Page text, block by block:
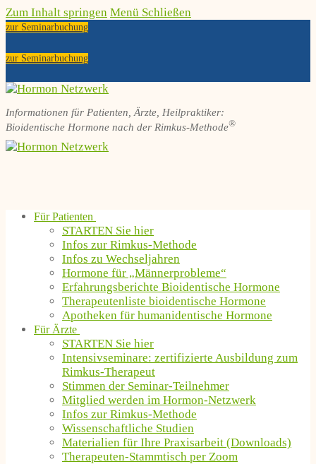
Zum Inhalt springen Menü Schließen
zur Seminarbuchung
zur Seminarbuchung
Informationen für Patienten, Ärzte, Heilpraktiker:
Bioidentische Hormone nach der Rimkus-Methode®
Für Patienten
STARTEN Sie hier
Infos zur Rimkus-Methode
Infos zu Wechseljahren
Hormone für „Männerprobleme“
Erfahrungsberichte Bioidentische Hormone
Therapeutenliste bioidentische Hormone
Apotheken für humanidentische Hormone
Für Ärzte
STARTEN Sie hier
Intensivseminare: zertifizierte Ausbildung zum
Rimkus-Therapeut
Stimmen der Seminar-Teilnehmer
Mitglied werden im Hormon-Netzwerk
Infos zur Rimkus-Methode
Wissenschaftliche Studien
Materialien für Ihre Praxisarbeit (Downloads)
Therapeuten-Stammtisch per Zoom